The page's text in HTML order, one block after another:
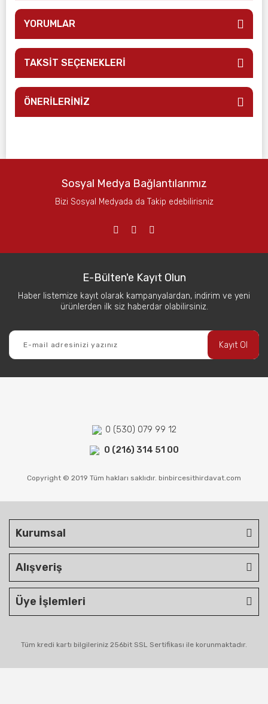
YORUMLAR
TAKSİT SEÇENEKLERİ
ÖNERİLERİNİZ
Sosyal Medya Bağlantılarımız
Bizi Sosyal Medyada da Takip edebilirisniz
E-Bülten'e Kayıt Olun
Haber listemize kayıt olarak kampanyalardan, indirim ve yeni
ürünlerden ilk siz haberdar olabilirsiniz.
Kayıt Ol
0 (530) 079 99 12
0 (216) 314 51 00
Copyright © 2019 Tüm hakları saklıdır. binbircesithirdavat.com
Kurumsal
Alışveriş
Üye İşlemleri
Tüm kredi kartı bilgileriniz 256bit SSL Sertifikası ile korunmaktadır.